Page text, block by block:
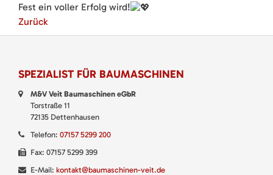
Fest ein voller Erfolg wird!
Zurück
SPEZIALIST FÜR BAUMASCHINEN
M&V Veit Baumaschinen eGbR
Torstraße 11
72135 Dettenhausen
Telefon: 07157 5299 200
Fax: 07157 5299 399
E-Mail: kontakt@baumaschinen-veit.de